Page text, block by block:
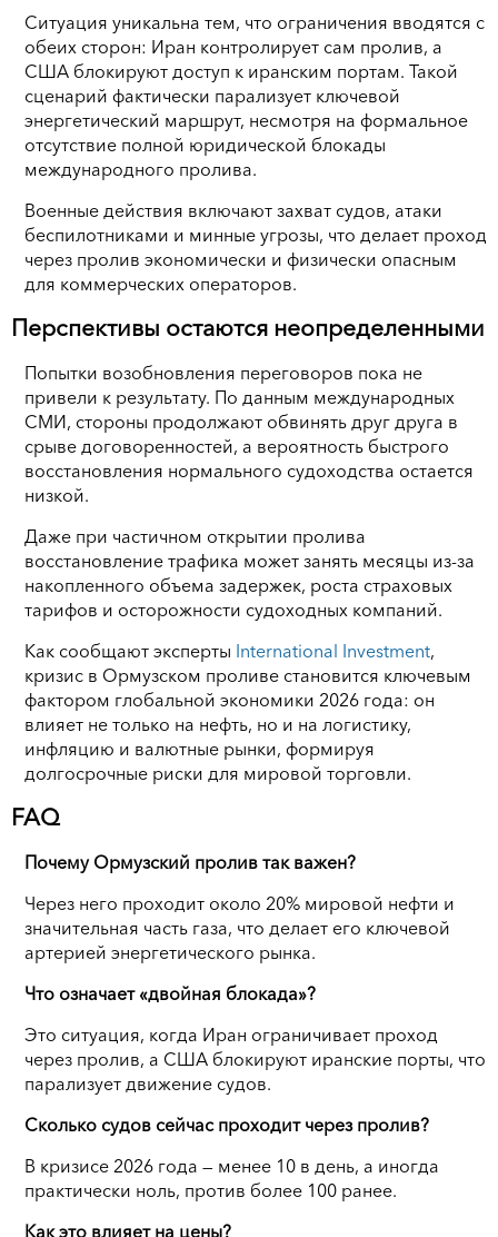
Ситуация уникальна тем, что ограничения вводятся с
обеих сторон: Иран контролирует сам пролив, а
США блокируют доступ к иранским портам. Такой
сценарий фактически парализует ключевой
энергетический маршрут, несмотря на формальное
отсутствие полной юридической блокады
международного пролива.
Военные действия включают захват судов, атаки
беспилотниками и минные угрозы, что делает проход
через пролив экономически и физически опасным
для коммерческих операторов.
Перспективы остаются неопределенными
Попытки возобновления переговоров пока не
привели к результату. По данным международных
СМИ, стороны продолжают обвинять друг друга в
срыве договоренностей, а вероятность быстрого
восстановления нормального судоходства остается
низкой.
Даже при частичном открытии пролива
восстановление трафика может занять месяцы из-за
накопленного объема задержек, роста страховых
тарифов и осторожности судоходных компаний.
Как сообщают эксперты International Investment,
кризис в Ормузском проливе становится ключевым
фактором глобальной экономики 2026 года: он
влияет не только на нефть, но и на логистику,
инфляцию и валютные рынки, формируя
долгосрочные риски для мировой торговли.
FAQ
Почему Ормузский пролив так важен?
Через него проходит около 20% мировой нефти и
значительная часть газа, что делает его ключевой
артерией энергетического рынка.
Что означает «двойная блокада»?
Это ситуация, когда Иран ограничивает проход
через пролив, а США блокируют иранские порты, что
парализует движение судов.
Сколько судов сейчас проходит через пролив?
В кризисе 2026 года — менее 10 в день, а иногда
практически ноль, против более 100 ранее.
Как это влияет на цены?